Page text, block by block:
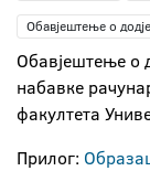
Обавјештење о
Oбавјештење о
набавке
факултета
Прилог: